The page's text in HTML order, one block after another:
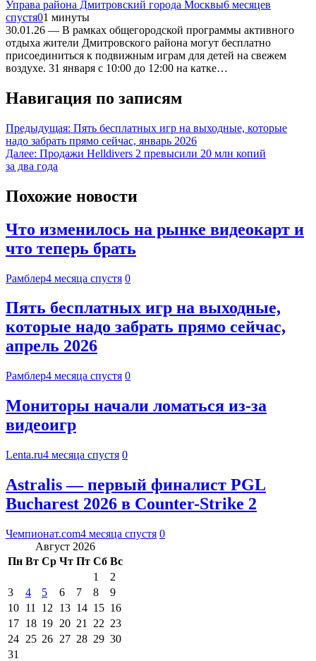
Управа района Дмитровский города Москвы6 месяцев
спустя01 минуты
30.01.26 — В рамках общегородской программы активного
отдыха жители Дмитровского района могут бесплатно
присоединиться к подвижным играм для детей на свежем
воздухе. 31 января с 10:00 до 12:00 на катке…
Навигация по записям
Предыдущая: Пять бесплатных игр на выходные, которые
надо забрать прямо сейчас, январь 2026
Далее: Продажи Helldivers 2 превысили 20 млн копий
за два года
Похожие новости
Что изменилось на рынке видеокарт и
что теперь брать
Рамблер4 месяца спустя 0
Пять бесплатных игр на выходные,
которые надо забрать прямо сейчас,
апрель 2026
Рамблер4 месяца спустя 0
Мониторы начали ломаться из-за
видеоигр
Lenta.ru4 месяца спустя 0
Astralis — первый финалист PGL
Bucharest 2026 в Counter-Strike 2
Чемпионат.com4 месяца спустя 0
Август 2026
Пн Вт Ср Чт Пт Сб Вс
1
2
3
4 5 6 7 8
9
10 11 12 13 14 15 16
17 18 19 20 21 22 23
24 25 26 27 28 29 30
31